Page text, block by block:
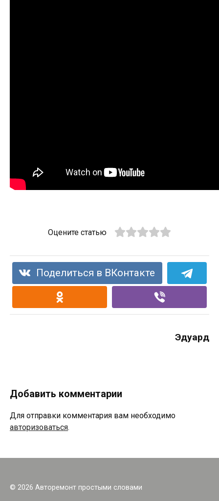
Оцените статью
Поделиться в ВКонтакте
Эдуард
Добавить комментарии
Для отправки комментария вам необходимо
авторизоваться.
© 2026 Авторемонт простыми словами